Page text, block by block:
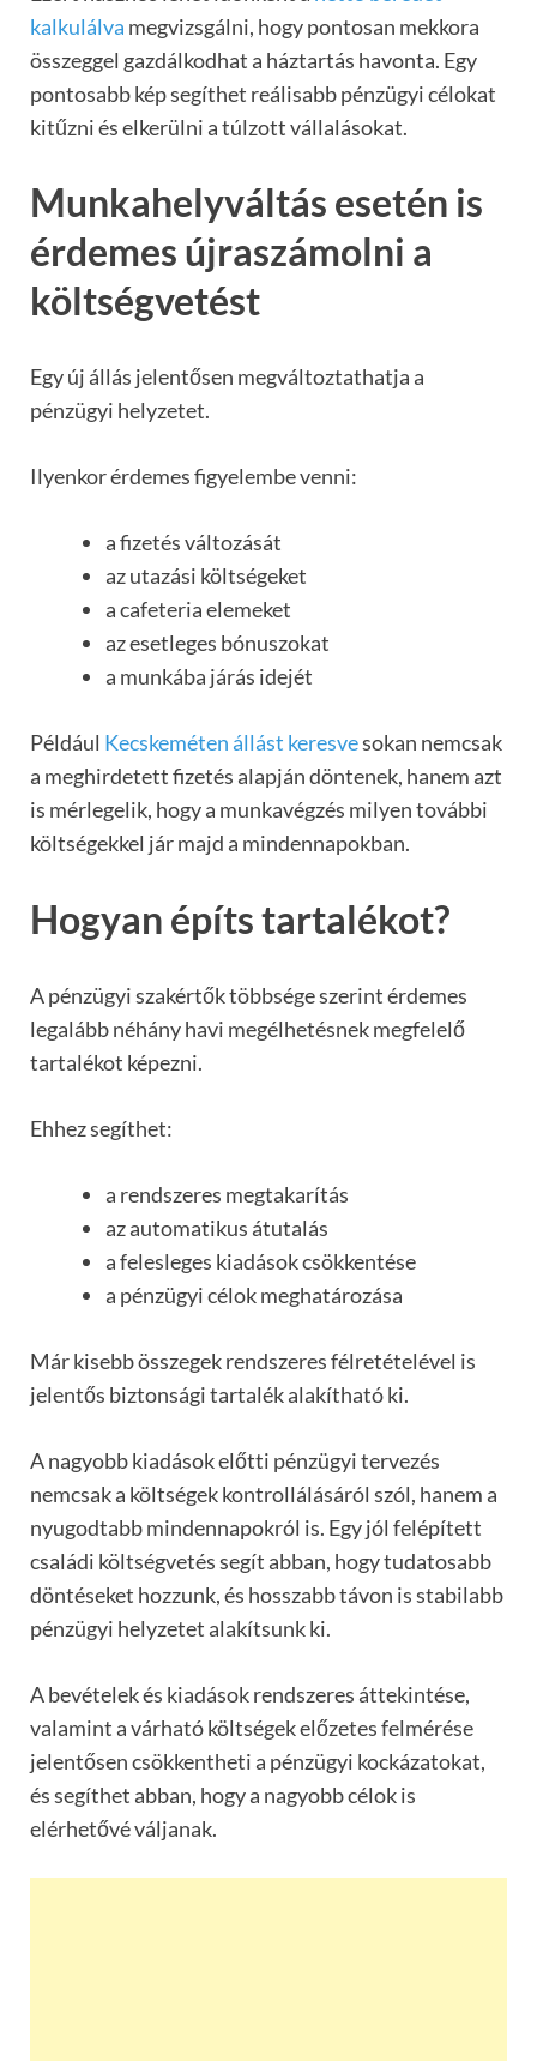
kalkulálva megvizsgálni, hogy pontosan mekkora
összeggel gazdálkodhat a háztartás havonta. Egy
pontosabb kép segíthet reálisabb pénzügyi célokat
kitűzni és elkerülni a túlzott vállalásokat.
Munkahelyváltás esetén is
érdemes újraszámolni a
költségvetést
Egy új állás jelentősen megváltoztathatja a
pénzügyi helyzetet.
Ilyenkor érdemes figyelembe venni:
a fizetés változását
az utazási költségeket
a cafeteria elemeket
az esetleges bónuszokat
a munkába járás idejét
Például Kecskeméten állást keresvesokan nemcsak
a meghirdetett fizetés alapján döntenek, hanem azt
is mérlegelik, hogy a munkavégzés milyen további
költségekkel jár majd a mindennapokban.
Hogyan építs tartalékot?
A pénzügyi szakértők többsége szerint érdemes
legalább néhány havi megélhetésnek megfelelő
tartalékot képezni.
Ehhez segíthet:
a rendszeres megtakarítás
az automatikus átutalás
a felesleges kiadások csökkentése
a pénzügyi célok meghatározása
Már kisebb összegek rendszeres félretételével is
jelentős biztonsági tartalék alakítható ki.
A nagyobb kiadások előtti pénzügyi tervezés
nemcsak a költségek kontrollálásáról szól, hanem a
nyugodtabb mindennapokról is. Egy jól felépített
családi költségvetés segít abban, hogy tudatosabb
döntéseket hozzunk, és hosszabb távon is stabilabb
pénzügyi helyzetet alakítsunk ki.
A bevételek és kiadások rendszeres áttekintése,
valamint a várható költségek előzetes felmérése
jelentősen csökkentheti a pénzügyi kockázatokat,
és segíthet abban, hogy a nagyobb célok is
elérhetővé váljanak.